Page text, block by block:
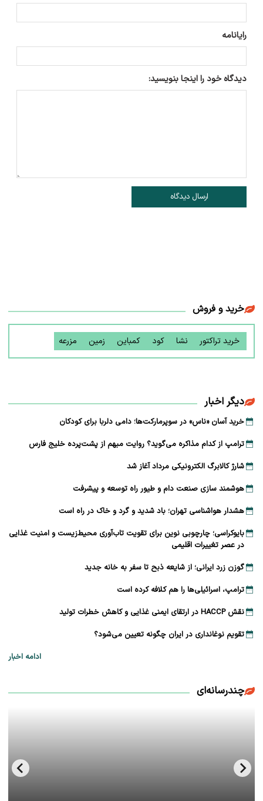
رایانامه
دیدگاه خود را اینجا بنویسید:
ارسال دیدگاه
خرید و فروش
خرید تراکتور نشا کود کمباین زمین مزرعه
دیگر اخبار
خرید آسان «ناس» در سوپرمارکت‌ها؛ دامی دلربا برای کودکان
ترامپ از کدام مذاکره می‌گوید؟ روایت مبهم از پشت‌پرده خلیج فارس
شارژ کالابرگ الکترونیکی مرداد آغاز شد
هوشمند سازی صنعت دام و طیور راه توسعه و پیشرفت
هشدار هواشناسی تهران؛ باد شدید و گرد و خاک در راه است
بایوکراسی؛ چارچوبی نوین برای تقویت تاب‌آوری محیط‌زیست و امنیت غذایی
در عصر تغییرات اقلیمی
گوزن زرد ایرانی؛ از شایعه ذبح تا سفر به خانه جدید
ترامپ، اسرائیلی‌ها را هم کلافه کرده است
نقش HACCP در ارتقای ایمنی غذایی و کاهش خطرات تولید
تقویم نوغانداری در ایران چگونه تعیین می‌شود؟
ادامه اخبار
چندرسانه‌ای